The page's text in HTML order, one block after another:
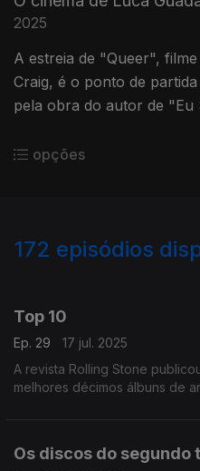
2025
A estreia de "Queer",
Craig, é o ponto de
pela obra do autor de "Eu
opções
172 episódios
Top 10
Ep. 29
17 jul. 2025
A revista Rolling Stone
melhores décimos álbuns de
Os discos do segundo